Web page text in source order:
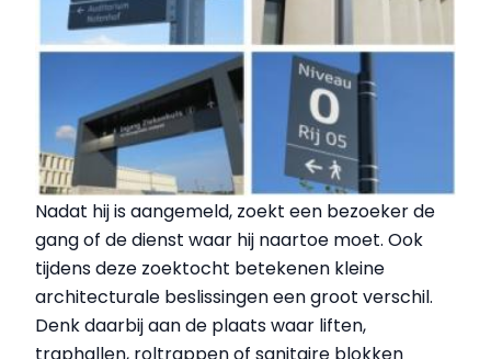
Nadat hij is aangemeld, zoekt een bezoeker de
gang of de dienst waar hij naartoe moet. Ook
tijdens deze zoektocht betekenen kleine
architecturale beslissingen een groot verschil.
Denk daarbij aan de plaats waar liften,
traphallen, roltrappen of sanitaire blokken